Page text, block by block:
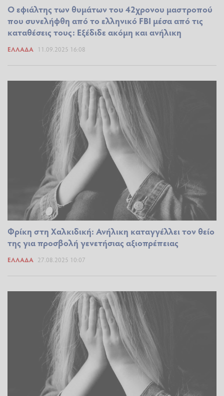
Ο εφιάλτης των θυμάτων του 42χρονου μαστροπού
που συνελήφθη από το ελληνικό FBI μέσα από τις
καταθέσεις τους: Εξέδιδε ακόμη και ανήλικη
ΕΛΛΆΔΑ 11.09.2025 16:08
Φρίκη στη Χαλκιδική: Ανήλικη καταγγέλλει τον θείο
της για προσβολή γενετήσιας αξιοπρέπειας
ΕΛΛΆΔΑ 27.08.2025 10:07